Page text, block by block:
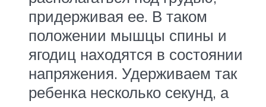
придерживая ее. В таком
положении мышцы спины и
ягодиц находятся в состоянии
напряжения. Удерживаем так
ребенка несколько секунд, а